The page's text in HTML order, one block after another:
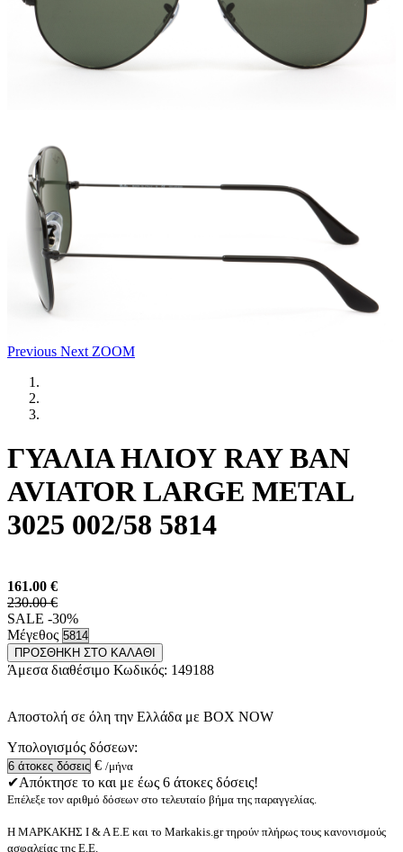
Previous Next ZOOM
ΓΥΑΛΙΑ ΗΛΙΟΥ RAY BAN
AVIATOR LARGE METAL
3025 002/58 5814
161.00 €
230.00 €
SALE -30%
Μέγεθος
ΠΡΟΣΘΗΚΗ ΣΤΟ ΚΑΛΑΘΙ
Άμεσα διαθέσιμο Κωδικός: 149188
Αποστολή σε όλη την Ελλάδα με BOX NOW
Υπολογισμός δόσεων:
€ /μήνα
✔Απόκτησε το και με έως 6 άτοκες δόσεις!
Επέλεξε τον αριθμό δόσεων στο τελευταίο βήμα της παραγγελίας.
Η ΜΑΡΚΑΚΗΣ Ι & Α Ε.Ε και το Markakis.gr τηρούν πλήρως τους κανονισμούς
ασφαλείας της Ε.Ε.